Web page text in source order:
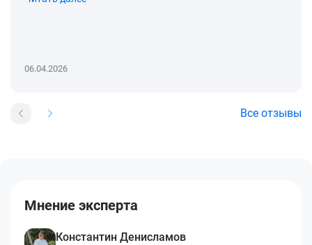
06.04.2026
Все отзывы
Мнение эксперта
Константин Денисламов